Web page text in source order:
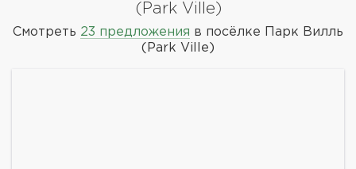
(Park Ville)
Смотреть 23 предложения в посёлке Парк Вилль
(Park Ville)